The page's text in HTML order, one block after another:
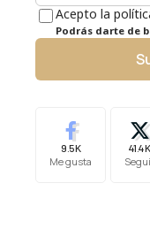
Acepto la
Podrás darte de
9.5K
Me gusta
41.4K